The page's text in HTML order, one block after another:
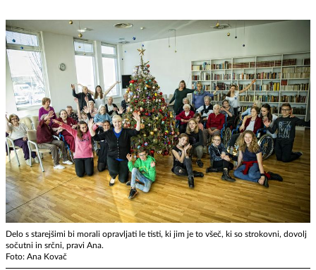
Delo s starejšimi bi morali opravljati le tisti, ki jim je to všeč, ki so strokovni, dovolj
sočutni in srčni, pravi Ana.
Foto: Ana Kovač